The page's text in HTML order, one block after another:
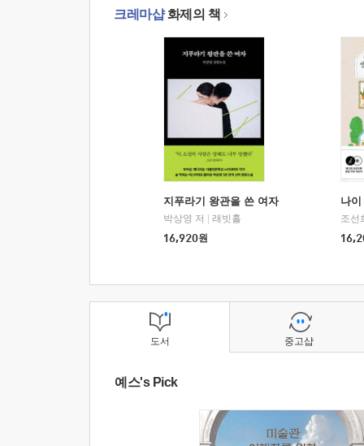
크레마샵화제의 책
지푸라기 왕관을 쓴 여자
박상영 저
래빗홀
16,920원
나
조선
도서
예스's Pick
중고샵